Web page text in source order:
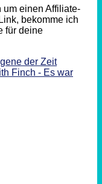
um einen Affiliate-
bekomme ich
für deine
der Zeit
Finch - Es war